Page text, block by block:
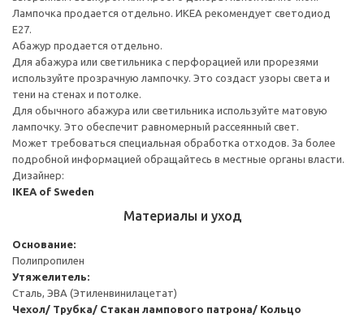
Лампочка продается отдельно. ИКЕА рекомендует светодиод
E27.
Абажур продается отдельно.
Для абажура или светильника с перфорацией или прорезями
используйте прозрачную лампочку. Это создаст узоры света и
тени на стенах и потолке.
Для обычного абажура или светильника используйте матовую
лампочку. Это обеспечит равномерный рассеянный свет.
Может требоваться специальная обработка отходов. За более
подробной информацией обращайтесь в местные органы власти.
Дизайнер:
IKEA of Sweden
Материалы и уход
Основание:
Полипропилен
Утяжелитель:
Сталь, ЭВА (Этиленвинилацетат)
Чехол/ Трубка/ Стакан лампового патрона/ Кольцо